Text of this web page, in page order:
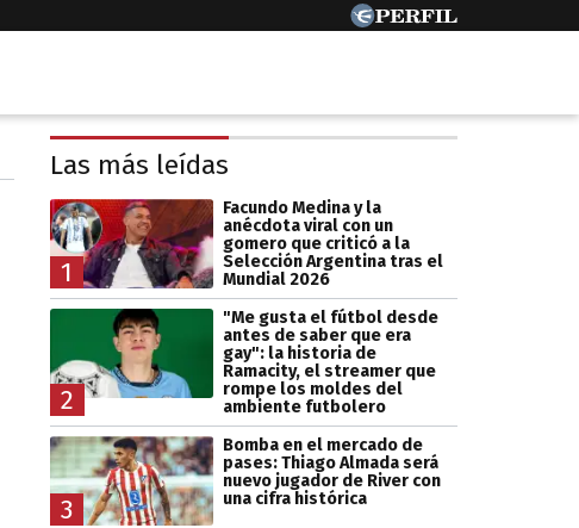
Las más leídas
1
Facundo Medina y la
anécdota viral con un
gomero que criticó a la
Selección Argentina tras el
Mundial 2026
2
"Me gusta el fútbol desde
antes de saber que era
gay": la historia de
Ramacity, el streamer que
rompe los moldes del
ambiente futbolero
3
Bomba en el mercado de
pases: Thiago Almada será
nuevo jugador de River con
una cifra histórica